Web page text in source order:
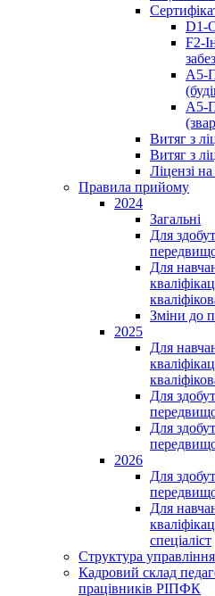
D1-
F2-
A5-
A5-
Витяг з
Витяг з
Ліцензі
Правила прийому
2024
Загальні
Для
Для
Зміни до
2025
Для
Для
Для
2026
Для
Для
спеціаліст
Структура
Кадровий склад
працівників РІПФК